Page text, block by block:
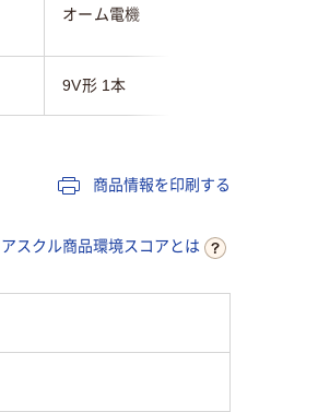
オーム電機
9V形 1本
商品情報を印刷する
アスクル商品環境スコアとは